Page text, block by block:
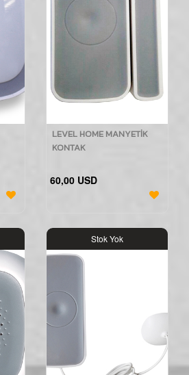
LEVEL HOME MANYETİK
KONTAK
60,00 USD
Stok Yok